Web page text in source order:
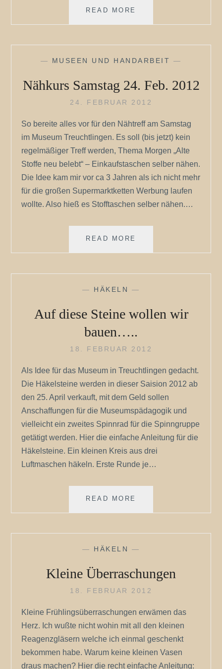
READ MORE
— MUSEEN UND HANDARBEIT —
Nähkurs Samstag 24. Feb. 2012
24. FEBRUAR 2012
So bereite alles vor für den Nähtreff am Samstag
im Museum Treuchtlingen. Es soll (bis jetzt) kein
regelmäßiger Treff werden, Thema Morgen „Alte
Stoffe neu belebt“ – Einkaufstaschen selber nähen.
Die Idee kam mir vor ca 3 Jahren als ich nicht mehr
für die großen Supermarktketten Werbung laufen
wollte. Also hieß es Stofftaschen selber nähen.…
READ MORE
— HÄKELN —
Auf diese Steine wollen wir
bauen…..
18. FEBRUAR 2012
Als Idee für das Museum in Treuchtlingen gedacht.
Die Häkelsteine werden in dieser Saision 2012 ab
den 25. April verkauft, mit dem Geld sollen
Anschaffungen für die Museumspädagogik und
vielleicht ein zweites Spinnrad für die Spinngruppe
getätigt werden. Hier die einfache Anleitung für die
Häkelsteine. Ein kleinen Kreis aus drei
Luftmaschen häkeln. Erste Runde je…
READ MORE
— HÄKELN —
Kleine Überraschungen
18. FEBRUAR 2012
Kleine Frühlingsüberraschungen erwämen das
Herz. Ich wußte nicht wohin mit all den kleinen
Reagenzgläsern welche ich einmal geschenkt
bekommen habe. Warum keine kleinen Vasen
draus machen? Hier die recht einfache Anleitung: